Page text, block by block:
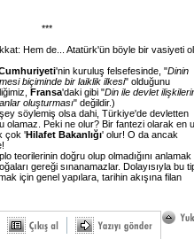
***
Hem de... Atatürk'ün böyle bir vasiyeti
'nin kuruluş felsefesinde, "Dinin
biçiminde bir laiklik ilkesi" olduğunu
Fransa'daki gibi "Din ile devlet
oluşturması" değildir.)
söylemiş olsa dahi, Türkiye'de devletten
olamaz. Peki ne olur? Bir fantezi olarak en
çok 'Hilafet Bakanlığı' olur! O da ancak
teorilerinin doğru olup olmadığını anlamak
gereği sınanamazlar. Dolayısıyla bu
için genel yapılara, tarihin akışına filan